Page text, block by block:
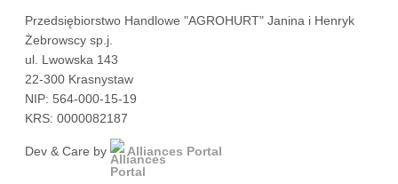
Przedsiębiorstwo Handlowe "AGROHURT" Janina i Henryk
Żebrowscy sp.j.
ul. Lwowska 143
22-300 Krasnystaw
NIP: 564-000-15-19
KRS: 0000082187
Dev & Care by Alliances Portal